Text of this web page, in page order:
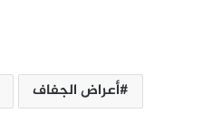
أعراض الجفاف